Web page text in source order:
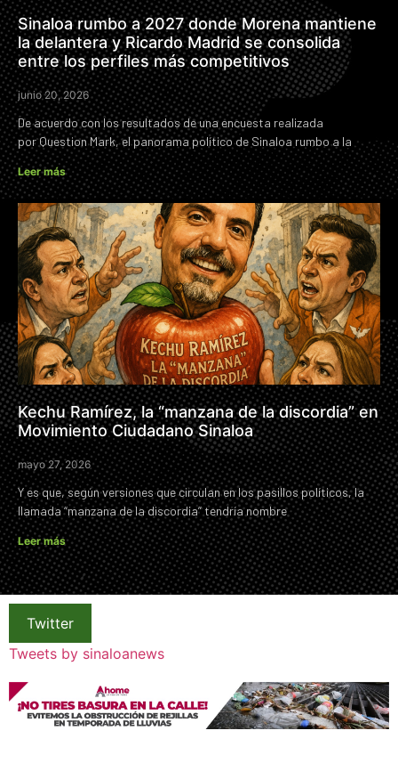
Sinaloa rumbo a 2027 donde Morena mantiene
la delantera y Ricardo Madrid se consolida
entre los perfiles más competitivos
junio 20, 2026
De acuerdo con los resultados de una encuesta realizada
por Question Mark, el panorama político de Sinaloa rumbo a la
Leer más
Kechu Ramírez, la “manzana de la discordia” en
Movimiento Ciudadano Sinaloa
mayo 27, 2026
Y es que, según versiones que circulan en los pasillos políticos, la
llamada “manzana de la discordia” tendría nombre
Leer más
Twitter
Tweets by sinaloanews